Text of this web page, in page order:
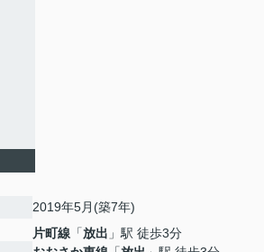
2019年5月(築7年)
片町線 「放出 」駅 徒歩3分